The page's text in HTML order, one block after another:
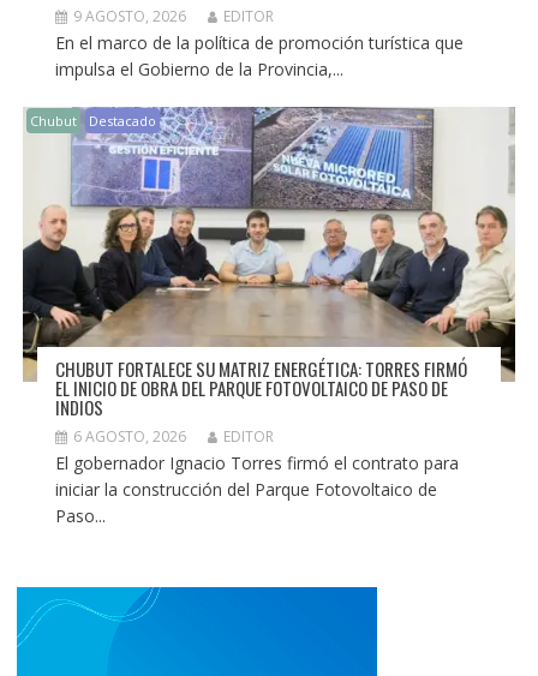
9 AGOSTO, 2026 EDITOR
En el marco de la política de promoción turística que
impulsa el Gobierno de la Provincia,...
Chubut Destacado
CHUBUT FORTALECE SU MATRIZ ENERGÉTICA: TORRES FIRMÓ
EL INICIO DE OBRA DEL PARQUE FOTOVOLTAICO DE PASO DE
INDIOS
6 AGOSTO, 2026 EDITOR
El gobernador Ignacio Torres firmó el contrato para
iniciar la construcción del Parque Fotovoltaico de
Paso...